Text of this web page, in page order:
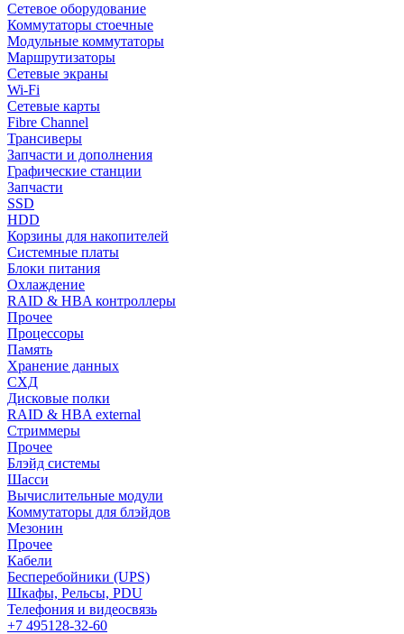
Сетевое оборудование
Коммутаторы стоечные
Модульные коммутаторы
Маршрутизаторы
Сетевые экраны
Wi-Fi
Сетевые карты
Fibre Channel
Трансиверы
Запчасти и дополнения
Графические станции
Запчасти
SSD
HDD
Корзины для накопителей
Системные платы
Блоки питания
Охлаждение
RAID & HBA контроллеры
Прочее
Процессоры
Память
Хранение данных
СХД
Дисковые полки
RAID & HBA external
Стриммеры
Прочее
Блэйд системы
Шасси
Вычислительные модули
Коммутаторы для блэйдов
Мезонин
Прочее
Кабели
Бесперебойники (UPS)
Шкафы, Рельсы, PDU
Телефония и видеосвязь
+7 495128-32-60